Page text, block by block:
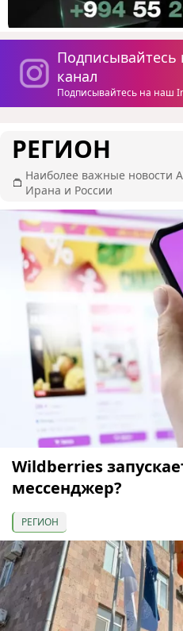
канал
Подписывайтесь на наш
РЕГИОН
Наиболее важные новости
Ирана и России
Wildberries
мессенджер?
РЕГИОН